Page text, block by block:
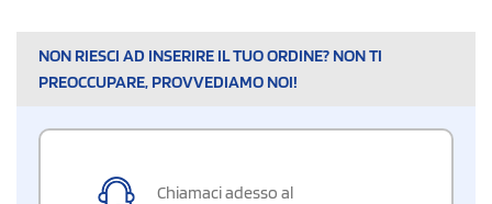
NON RIESCI AD INSERIRE IL TUO ORDINE? NON TI
PREOCCUPARE, PROVVEDIAMO NOI!
Chiamaci adesso al